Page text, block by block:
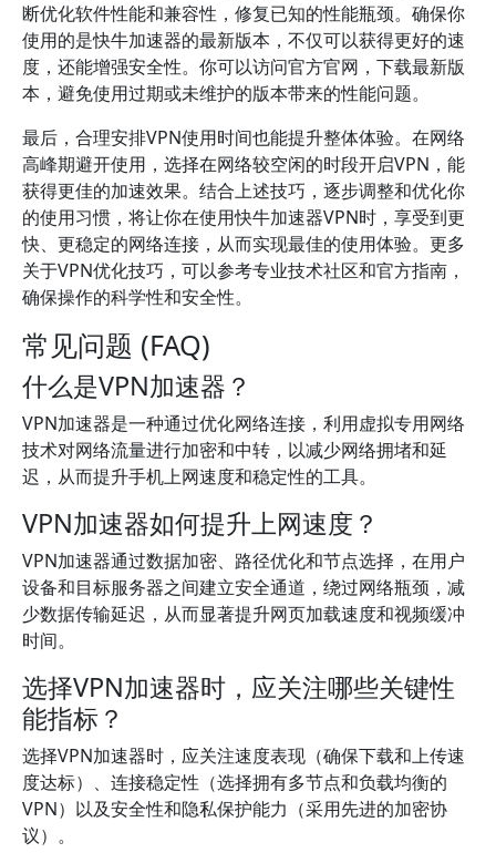
断优化软件性能和兼容性，修复已知的性能瓶颈。确保你
使用的是快牛加速器的最新版本，不仅可以获得更好的速
度，还能增强安全性。你可以访问官方官网，下载最新版
本，避免使用过期或未维护的版本带来的性能问题。
最后，合理安排VPN使用时间也能提升整体体验。在网络
高峰期避开使用，选择在网络较空闲的时段开启VPN，能
获得更佳的加速效果。结合上述技巧，逐步调整和优化你
的使用习惯，将让你在使用快牛加速器VPN时，享受到更
快、更稳定的网络连接，从而实现最佳的使用体验。更多
关于VPN优化技巧，可以参考专业技术社区和官方指南，
确保操作的科学性和安全性。
常见问题 (FAQ)
什么是VPN加速器？
VPN加速器是一种通过优化网络连接，利用虚拟专用网络
技术对网络流量进行加密和中转，以减少网络拥堵和延
迟，从而提升手机上网速度和稳定性的工具。
VPN加速器如何提升上网速度？
VPN加速器通过数据加密、路径优化和节点选择，在用户
设备和目标服务器之间建立安全通道，绕过网络瓶颈，减
少数据传输延迟，从而显著提升网页加载速度和视频缓冲
时间。
选择VPN加速器时，应关注哪些关键性
能指标？
选择VPN加速器时，应关注速度表现（确保下载和上传速
度达标）、连接稳定性（选择拥有多节点和负载均衡的
VPN）以及安全性和隐私保护能力（采用先进的加密协
议）。